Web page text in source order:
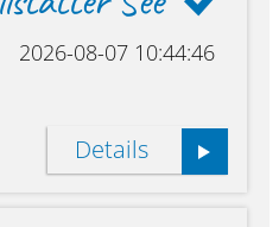
2026-08-07 10:44:46
Details